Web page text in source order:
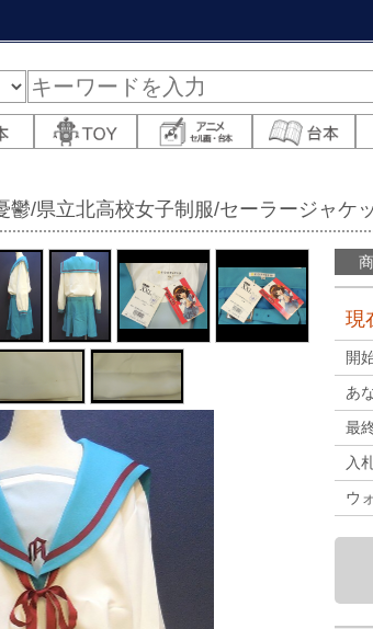
鬱/県立北高校女子制服/セーラージャ
現
開
あ
最
入
ウ